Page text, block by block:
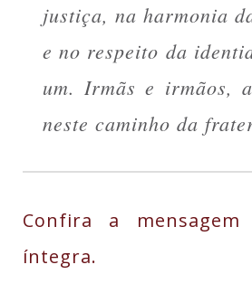
justiça, na harmonia
e no respeito da
um. Irmãs e irmãos,
neste caminho da
Confira a
íntegra.